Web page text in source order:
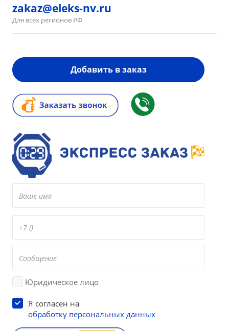
zakaz@eleks-nv.ru
Для всех регионов РФ
Добавить в заказ
Юридическое лицо
Я согласен на
обработку персональных данных